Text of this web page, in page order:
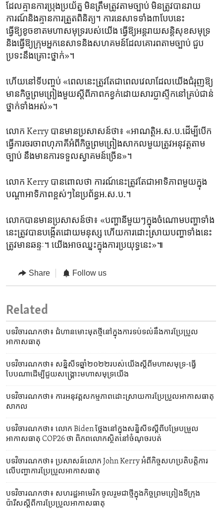
ដែល​គ្មានការប្រុង​ប្រយ័ត្ន មិនត្រឹមត្រូវ​តាម​ច្បាប់ មិន​ត្រូវ​បានរាយ
ការណ៍និង​គ្មាន​ការត្រួតពិនិត្យ។ ការនេសាទ​ទាំង៣​បែបនេះ
ធ្វើឱ្យខូចខាត​មហាសមុទ្រ​របស់​យើង ធ្វើឱ្យ​អន្តរាយសន្តិសុខសមុទ្រ
និង​ធ្វើ​ឱ្យក្រុម​អ្នក​នេសាទ​និង​សហគមន៍ដែលគោរពតាមច្បាប់ ជួប
ប្រទះនឹងគ្រោះថ្នាក់»។
ហើយនៅ​ទីបញ្ចប់​ «ពេល​នេះ​ត្រូវតែ​ជា​ពេលវេលា​ដែល​យើងជំរុញ​ឱ្យ​
មានកិច្ចព្រម​ព្រៀងមួយ​ស្តី​ពី​ភាពកខ្វក់​ដោយសារប្លាស្ទីកនៅគ្រប់​ជាន់
ថ្នាក់​ទាំងអស់»។
លោក Kerry បានមានប្រសាសន៍​ថា៖ «អាណត្តិអ.ស.ប.​ដើម្បី​បើក
ធ្វើការ​ចរចាពហុភាគីអំពី​កិច្ចព្រមព្រៀង​សាកលមួយត្រូវអនុវត្ត​តាម​
ច្បាប់ នឹងមាន​ការ​ទទួល​ស្វាគមន៍​ច្រើន»។
លោក​ Kerry បាន​ពោល​ថា ការណ៍​នេះត្រូវ​តែ​ជា​អាទិភាព​មួយ​ក្នុង​
បណ្តា​អាទិភាពខ្ពស់ៗ​នៃ​ប្រព័ន្ធអ.ស.ប.។
លោកបាន​មានប្រសាសន៍​ថា៖ «បញ្ហា​នីមួយៗ​ក្នុង​ចំណោម​បញ្ហា​ទាំង​
នេះ​ត្រូវ​បាន​បង្កើត​ដោយ​មនុស្ស ហើយការ​ដោះស្រាយបញ្ហា​ទាំង​នេះ​
ត្រូវ​មានឆន្ទៈ។​ យើង​អាច​ឈ្នះ​ក្នុង​ការ​ប្រយុទ្ធនេះ»៕
Share Follow us
Related
បទវិចារណកថា៖ ជំហាន​មោះមុត​ថ្មី​នៅក្នុង​ការទប់ទល់​នឹង​ការប្រែប្រួល​
អាកាសធាតុ
បទវិចារណកថា៖ សន្និសីទ​ឆ្នាំ២០២២​របស់​យើង​ស្តីពី​មហា​សមុទ្រ​-​ធ្វើ​
បែបណា​ដើម្បី​ជួយ​សង្គ្រោះ​មហា​សមុទ្រ​យើង
បទវិចារណកថា៖ ការអនុវត្ត​សកម្មភាព​ដោះស្រាយ​ការប្រែប្រួល​អាកាសធាតុ​
សាកល
បទវិចារណកថា៖ លោក Biden ថ្លែង​នៅក្នុង​សន្និសីទ​ស្តីពី​បម្រែបម្រួល​
អាកាសធាតុ COP26 ថា ពិភពលោក​ស្ថិត​នៅ​ចំណុច​របត់
បទវិចារណកថា៖ ប្រសាសន៍​លោក John Kerry អំពី​កិច្ចសហប្រតិបត្តិការ​
លើ​បញ្ហា​ការប្រែប្រួល​អាកាសធាតុ
បទវិចារណកថា៖ សហរដ្ឋ​អាមេរិក ចូលរួម​ជាថ្មី​ក្នុង​កិច្ចព្រមព្រៀង​ទីក្រុង​
ប៉ារីស​ស្តីពី​ការប្រែប្រួល​អាកាសធាតុ